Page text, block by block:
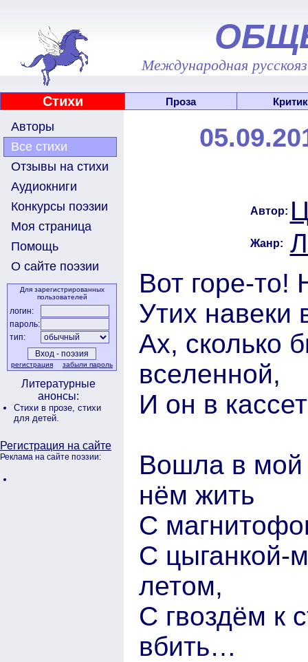
Международная
Стихи Проза
Авторы
Все стихи
Отзывы на стихи
Аудиокниги
Конкурсы поэзии
Моя страница
Помощь
О сайте поэзии
Для зарегистрированных
пользователей
логин:
пароль:
тип:
регистрация забыли пароль
Литературные
анонсы:
Стихи в прозе, стихи
для детей.
Регистрация на сайте
Реклама на сайте поэзии:
Автор:
Жанр:
Вот горе-то!
Утих навеки
Ах, сколько
вселенной,
И он в
Вошла в мой
нём жить
С
С цыганкой-
летом,
С гвоздём к
вбить…